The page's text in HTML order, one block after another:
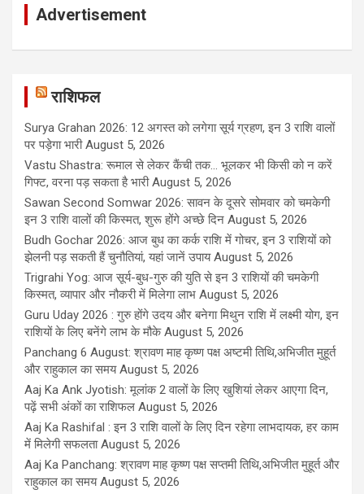
Advertisement
राशिफल
Surya Grahan 2026: 12 अगस्त को लगेगा सूर्य ग्रहण, इन 3 राशि वालों
पर पड़ेगा भारी August 5, 2026
Vastu Shastra: रूमाल से लेकर कैंची तक... भूलकर भी किसी को न करें
गिफ्ट, वरना पड़ सकता है भारी August 5, 2026
Sawan Second Somwar 2026: सावन के दूसरे सोमवार को चमकेगी
इन 3 राशि वालों की किस्मत, शुरू होंगे अच्छे दिन August 5, 2026
Budh Gochar 2026: आज बुध का कर्क राशि में गोचर, इन 3 राशियों को
झेलनी पड़ सकती हैं चुनौतियां, यहां जानें उपाय August 5, 2026
Trigrahi Yog: आज सूर्य-बुध-गुरु की युति से इन 3 राशियों की चमकेगी
किस्मत, व्यापार और नौकरी में मिलेगा लाभ August 5, 2026
Guru Uday 2026 : गुरु होंगे उदय और बनेगा मिथुन राशि में लक्ष्मी योग, इन
राशियों के लिए बनेंगे लाभ के मौके August 5, 2026
Panchang 6 August: श्रावण माह कृष्ण पक्ष अष्टमी तिथि,अभिजीत मुहूर्त
और राहुकाल का समय August 5, 2026
Aaj Ka Ank Jyotish: मूलांक 2 वालों के लिए खुशियां लेकर आएगा दिन,
पढ़ें सभी अंकों का राशिफल August 5, 2026
Aaj Ka Rashifal : इन 3 राशि वालों के लिए दिन रहेगा लाभदायक, हर काम
में मिलेगी सफलता August 5, 2026
Aaj Ka Panchang: श्रावण माह कृष्ण पक्ष सप्तमी तिथि,अभिजीत मुहूर्त और
राहुकाल का समय August 5, 2026